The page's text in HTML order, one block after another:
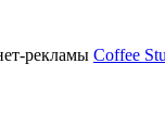
рекламы Coffee